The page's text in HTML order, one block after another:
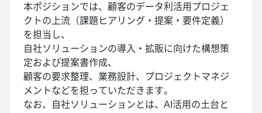
本ポジションでは、顧客のデータ利活用プロジェ
クトの上流（課題ヒアリング・提案・要件定義）
を担当し、
自社ソリューションの導入・拡販に向けた構想策
定および提案書作成、
顧客の要求整理、業務設計、プロジェクトマネジ
メントなどを担っていただきます。
なお、自社ソリューションとは、AI活用の土台と